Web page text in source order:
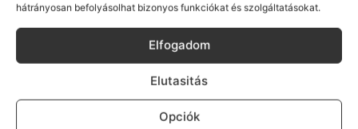
hátrányosan befolyásolhat bizonyos funkciókat és szolgáltatásokat.
Elfogadom
Elutasitás
Opciók
Cellular (Újszerű, független, 64 GB, RAM, fekete)
Frissen feltöltve, csapj le rá!
Várható szállítás: 1-2 munkanap
Megtakarítás újhoz képest